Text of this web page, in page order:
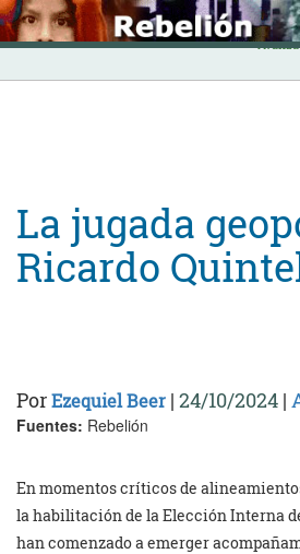
Skip
to
content
INICIO
La jugada
Ricardo
PorEzequiel Beer | 24/10/2024 |
Fuentes: Rebelión
En momentos críticos de
la habilitación de la Elección Interna
han comenzado a emerger